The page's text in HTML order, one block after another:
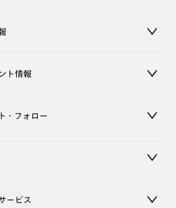
ト情報
・フォロー
ービス